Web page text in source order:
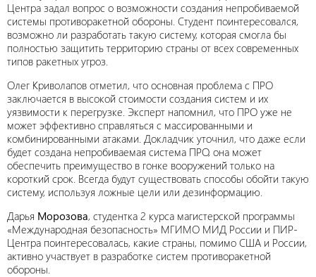
Центра задал вопрос о возможности создания непробиваемой
системы противоракетной обороны. Студент поинтересовался,
возможно ли разработать такую систему, которая смогла бы
полностью защитить территорию страны от всех современных
типов ракетных угроз.
Олег Криволапов отметил, что основная проблема с ПРО
заключается в высокой стоимости создания систем и их
уязвимости к перегрузке. Эксперт напомнил, что ПРО уже не
может эффективно справляться с массированными и
комбинированными атаками. Докладчик уточнил, что даже если
будет создана непробиваемая система ПРО, она может
обеспечить преимущество в гонке вооружений только на
короткий срок. Всегда будут существовать способы обойти такую
систему, используя ложные цели или дезинформацию.
Дарья Морозова, студентка 2 курса магистерской программы
«Международная безопасность» МГИМО МИД России и ПИР-
Центра поинтересовалась, какие страны, помимо США и России,
активно участвует в разработке систем противоракетной
обороны.